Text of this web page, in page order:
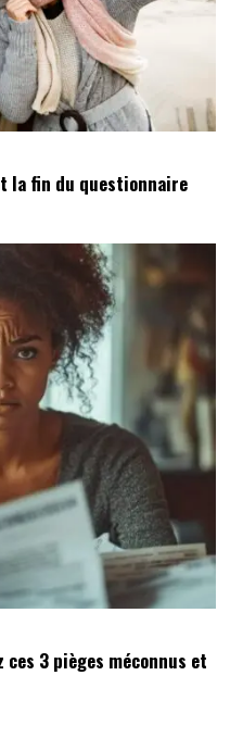
la fin du questionnaire
3 pièges méconnus et